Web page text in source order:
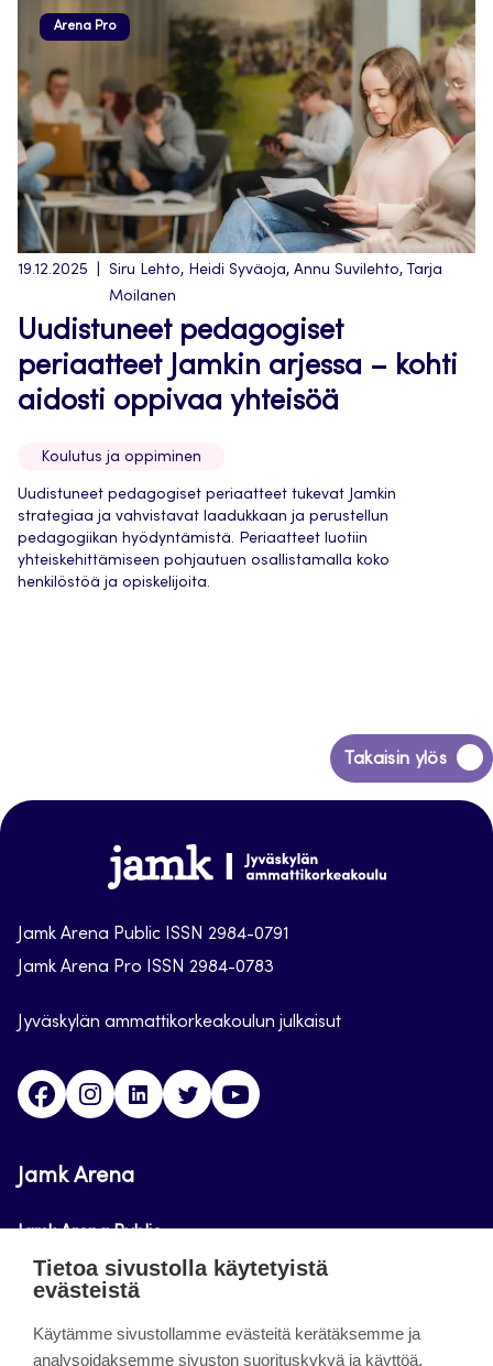
Arena Pro
19.12.2025
Siru Lehto, Heidi Syväoja, Annu Suvilehto, Tarja
Moilanen
Uudistuneet pedagogiset
periaatteet Jamkin arjessa – kohti
aidosti oppivaa yhteisöä
Koulutus ja oppiminen
Uudistuneet pedagogiset periaatteet tukevat Jamkin
strategiaa ja vahvistavat laadukkaan ja perustellun
pedagogiikan hyödyntämistä. Periaatteet luotiin
yhteiskehittämiseen pohjautuen osallistamalla koko
henkilöstöä ja opiskelijoita.
Takaisin ylös
Siirry
takaisin
Jamk
Arena
Jamk Arena Public ISSN 2984-0791
Jamk Arena Pro ISSN 2984-0783
Jyväskylän ammattikorkeakoulun julkaisut
FacebookInstagramLinkedinTwitter
Jamk Arena
Jamk Arena Public
Jamk Arena Pro
Tietoa sivustolla käytetyistä
evästeistä
Käytämme sivustollamme evästeitä kerätäksemme ja
analysoidaksemme sivuston suorituskykyä ja käyttöä,